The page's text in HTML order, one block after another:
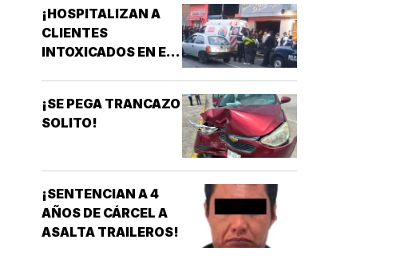
URGENCIAS
MÉDICAS!
¡HOSPITALIZAN A
CLIENTES
INTOXICADOS EN EL
¡SE PEGA TRANCAZO
SOLITO!
¡SENTENCIAN A 4
AÑOS DE CÁRCEL A
ASALTA TRAILEROS!